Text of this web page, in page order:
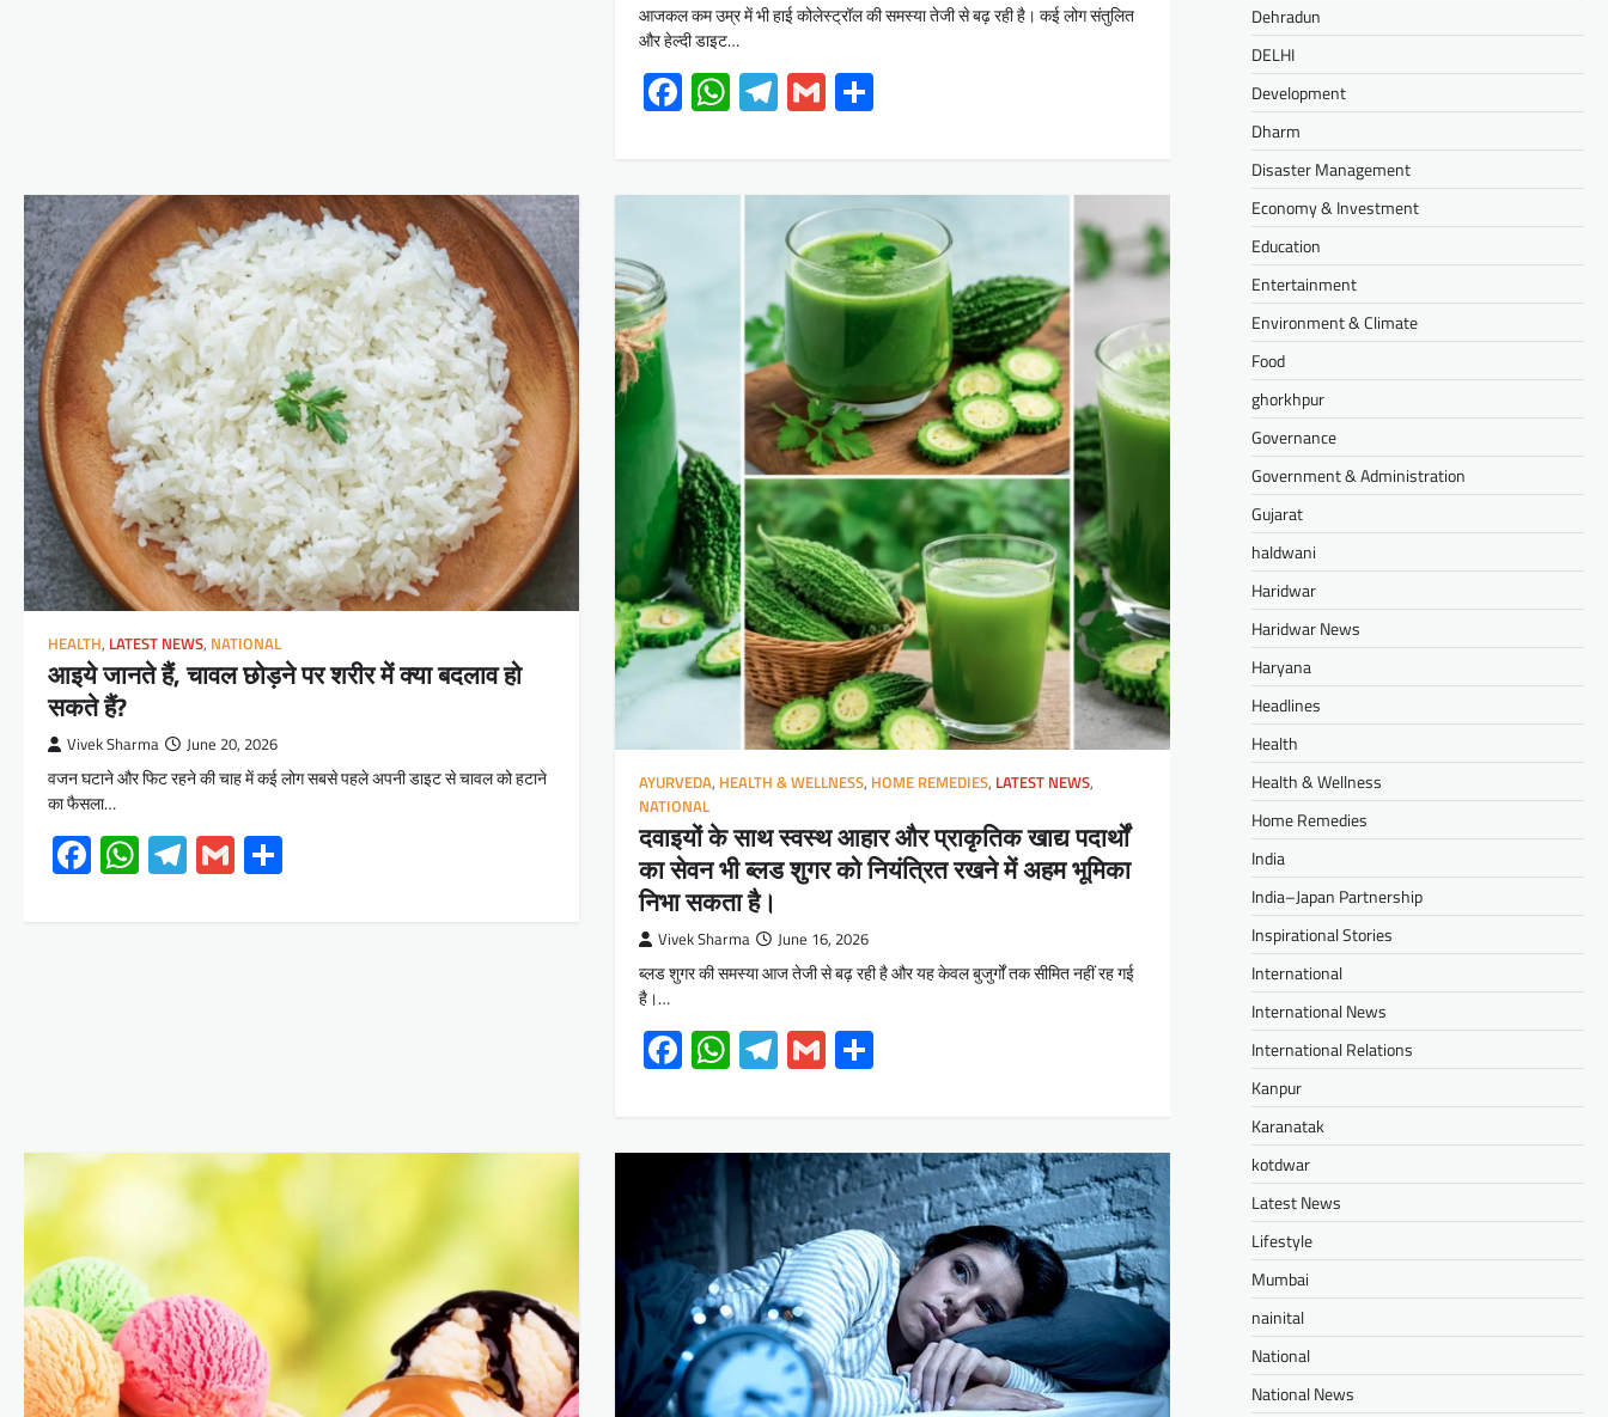
आजकल कम उम्र में भी हाई कोलेस्ट्रॉल की समस्या तेजी से बढ़ रही है। कई लोग संतुलित
और हेल्दी डाइट…
Facebook
WhatsApp
Telegram
Gmail
HEALTH, LATEST NEWS, NATIONAL
आइये जानते हैं, चावल छोड़ने पर शरीर में क्या बदलाव हो
सकते हैं?
Vivek Sharma June 20, 2026
वजन घटाने और फिट रहने की चाह में कई लोग सबसे पहले अपनी डाइट से चावल को हटाने
का फैसला…
Facebook
WhatsApp
Telegram
Gmail
AYURVEDA, HEALTH & WELLNESS, HOME REMEDIES, LATEST NEWS,
NATIONAL
दवाइयों के साथ स्वस्थ आहार और प्राकृतिक खाद्य पदार्थों
का सेवन भी ब्लड शुगर को नियंत्रित रखने में अहम भूमिका
निभा सकता है।
Vivek Sharma June 16, 2026
ब्लड शुगर की समस्या आज तेजी से बढ़ रही है और यह केवल बुजुर्गों तक सीमित नहीं रह गई
है।…
Facebook
WhatsApp
Telegram
Gmail
Dehradun
DELHI
Development
Dharm
Disaster Management
Economy & Investment
Education
Entertainment
Environment & Climate
Food
ghorkhpur
Governance
Government & Administration
Gujarat
haldwani
Haridwar
Haridwar News
Haryana
Headlines
Health
Health & Wellness
Home Remedies
India
India–Japan Partnership
Inspirational Stories
International
International News
International Relations
Kanpur
Karanatak
kotdwar
Latest News
Lifestyle
Mumbai
nainital
National
National News